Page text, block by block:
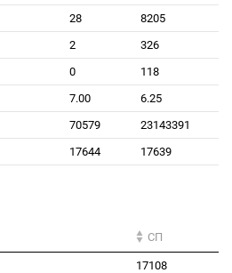
28
8205
2
326
0
118
7.00
6.25
70579
23143391
17644 17639
СП
17108